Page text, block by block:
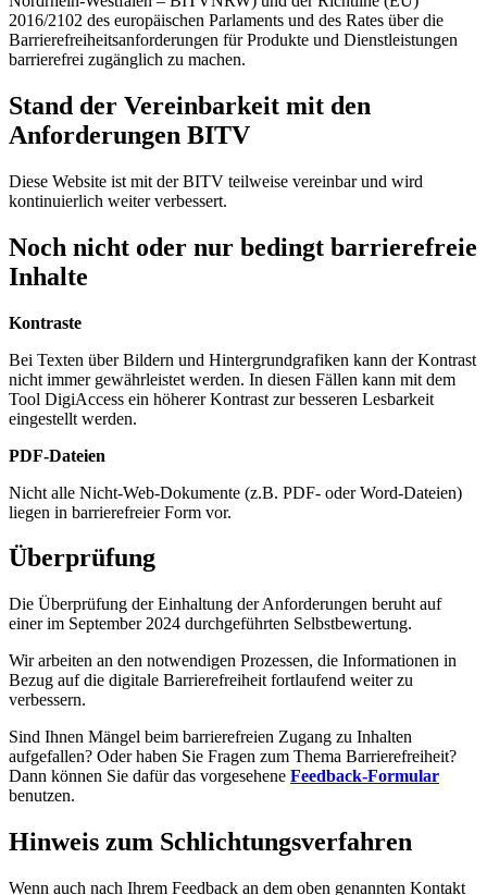
2016/2102 des europäischen Parlaments und des Rates über die
Barrierefreiheitsanforderungen für Produkte und Dienstleistungen
barrierefrei zugänglich zu machen.
Stand der Vereinbarkeit mit den
Anforderungen BITV
Diese Website ist mit der BITV teilweise vereinbar und wird
kontinuierlich weiter verbessert.
Noch nicht oder nur bedingt barrierefreie
Inhalte
Kontraste
Bei Texten über Bildern und Hintergrundgrafiken kann der Kontrast
nicht immer gewährleistet werden. In diesen Fällen kann mit dem
Tool DigiAccess ein höherer Kontrast zur besseren Lesbarkeit
eingestellt werden.
PDF-Dateien
Nicht alle Nicht-Web-Dokumente (z.B. PDF- oder Word-Dateien)
liegen in barrierefreier Form vor.
Überprüfung
Die Überprüfung der Einhaltung der Anforderungen beruht auf
einer im September 2024 durchgeführten Selbstbewertung.
Wir arbeiten an den notwendigen Prozessen, die Informationen in
Bezug auf die digitale Barrierefreiheit fortlaufend weiter zu
verbessern.
Sind Ihnen Mängel beim barrierefreien Zugang zu Inhalten
aufgefallen? Oder haben Sie Fragen zum Thema Barrierefreiheit?
Dann können Sie dafür das vorgesehene Feedback‐Formular
benutzen.
Hinweis zum Schlichtungsverfahren
Wenn auch nach Ihrem Feedback an dem oben genannten Kontakt